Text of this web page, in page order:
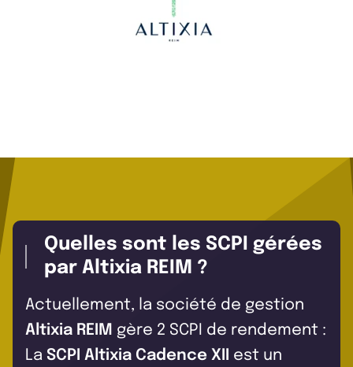
Quelles sont les SCPI gérées
par Altixia REIM ?
Actuellement, la société de gestion
Altixia REIM gère 2 SCPI de rendement :
La SCPI Altixia Cadence XII
est un